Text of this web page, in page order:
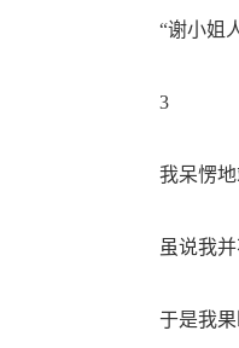
“谢小姐人
3
我呆愣地站
虽说我并
于是我果